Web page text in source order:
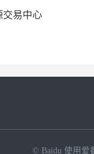
交易中心
© Baidu 使用爱